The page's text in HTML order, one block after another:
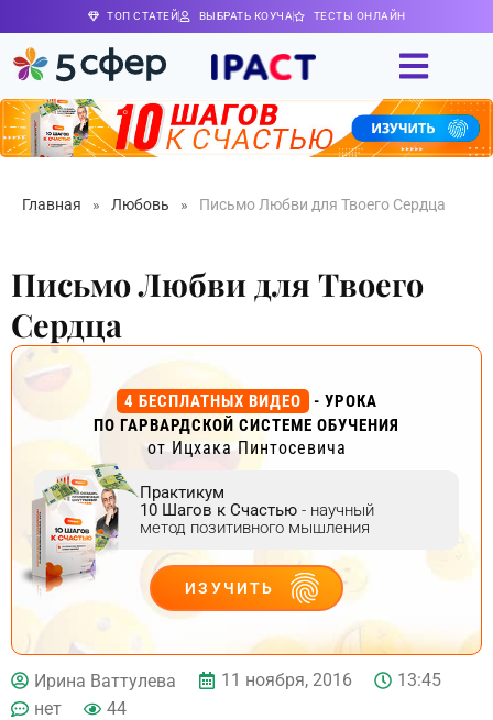
ТОП СТАТЕЙ ВЫБРАТЬ КОУЧА ТЕСТЫ ОНЛАЙН
Главная » Любовь » Письмо Любви для Твоего Сердца
Письмо Любви для Твоего
Сердца
4 БЕСПЛАТНЫХ ВИДЕО
- УРОКА
ПО ГАРВАРДСКОЙ СИСТЕМЕ ОБУЧЕНИЯ
от Ицхака Пинтосевича
Практикум
10 Шагов к Счастью - научный
метод позитивного мышления
ИЗУЧИТЬ
ДЕЙСТВУЙ
Ирина Ваттулева 11 ноября, 2016
13:45
нет
44